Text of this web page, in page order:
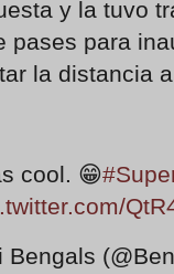
y la tuvo
pases para
la distancia
cool. 😁